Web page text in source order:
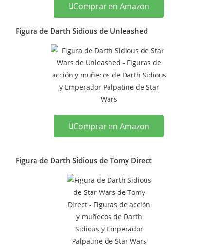
Comprar en Amazon
Figura de Darth Sidious de Unleashed
Comprar en Amazon
Figura de Darth Sidious de Tomy Direct